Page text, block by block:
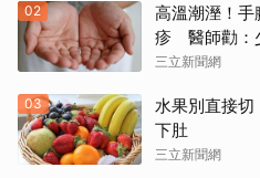
02
高溫潮溼！手
疹 醫師勸：
三立新聞網
03
水果別直接切
下肚
三立新聞網